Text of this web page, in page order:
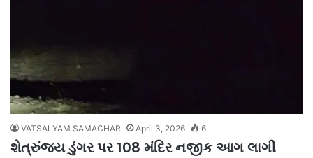
VATSALYAM SAMACHAR April 3, 2026 6
શેત્રુંજય ડુંગર પર 108 મંદિર નજીક આગ લાગી